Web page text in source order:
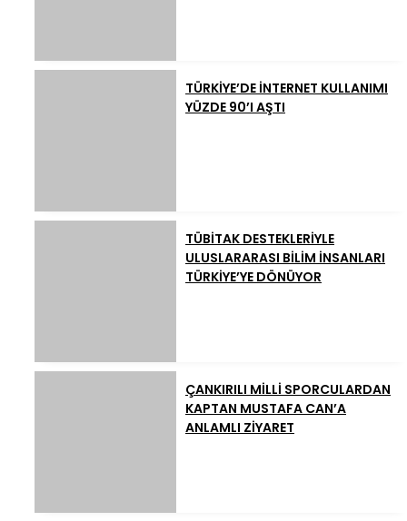
TÜRKİYE’DE İNTERNET KULLANIMI
YÜZDE 90’I AŞTI
TÜBİTAK DESTEKLERİYLE
ULUSLARARASI BİLİM İNSANLARI
TÜRKİYE’YE DÖNÜYOR
ÇANKIRILI MİLLİ SPORCULARDAN
KAPTAN MUSTAFA CAN’A
ANLAMLI ZİYARET